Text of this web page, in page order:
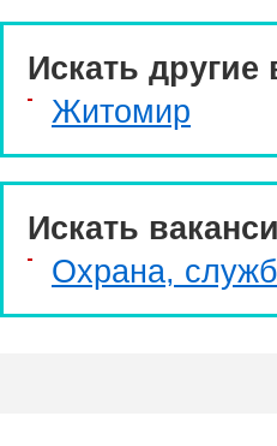
Искать другие
Житомир
Искать
Охрана,